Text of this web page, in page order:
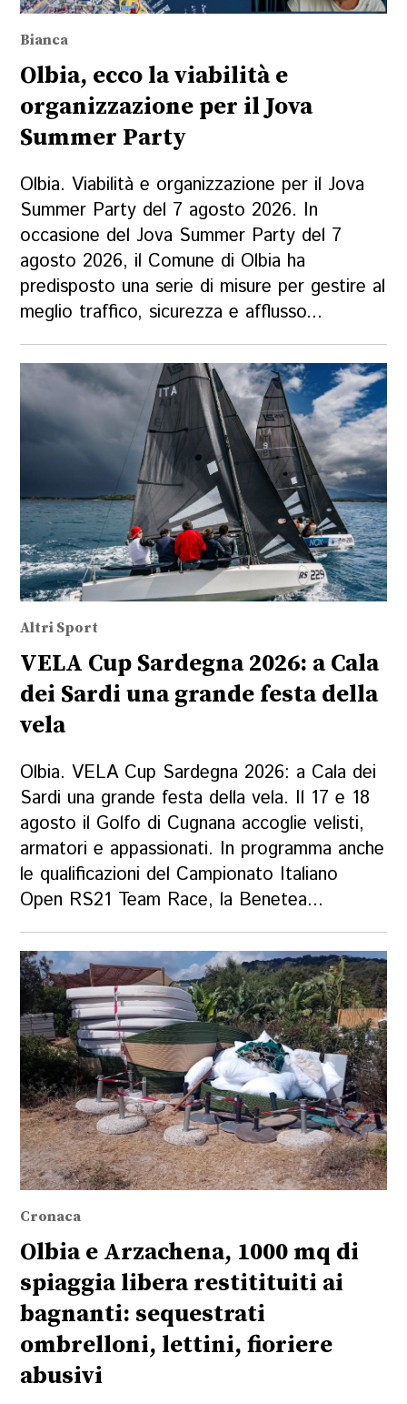
Bianca
Olbia, ecco la viabilità e
organizzazione per il Jova
Summer Party
Olbia. Viabilità e organizzazione per il Jova
Summer Party del 7 agosto 2026. In
occasione del Jova Summer Party del 7
agosto 2026, il Comune di Olbia ha
predisposto una serie di misure per gestire al
meglio traffico, sicurezza e afflusso...
Altri Sport
VELA Cup Sardegna 2026: a Cala
dei Sardi una grande festa della
vela
Olbia. VELA Cup Sardegna 2026: a Cala dei
Sardi una grande festa della vela. Il 17 e 18
agosto il Golfo di Cugnana accoglie velisti,
armatori e appassionati. In programma anche
le qualificazioni del Campionato Italiano
Open RS21 Team Race, la Benetea...
Cronaca
Olbia e Arzachena, 1000 mq di
spiaggia libera restitituiti ai
bagnanti: sequestrati
ombrelloni, lettini, fioriere
abusivi